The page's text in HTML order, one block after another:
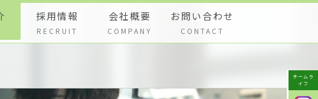
採用情報
RECRUIT
会社概要
COMPANY
お問い合わせ
CONTACT
チームラ
イフ